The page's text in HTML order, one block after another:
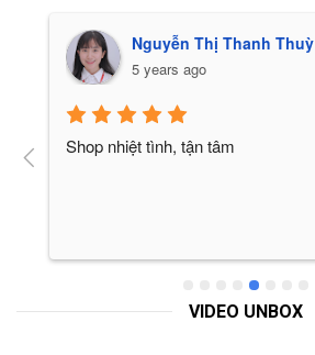
Nguyễn Thị Thanh Thuỳ
5 years ago
Shop nhiệt tình, tận tâm
VIDEO UNBOX